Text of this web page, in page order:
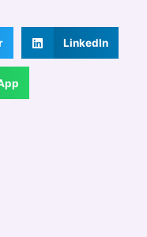
LinkedIn